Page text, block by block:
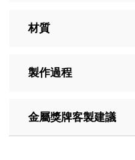
材質
製作過程
金屬獎牌客製建議